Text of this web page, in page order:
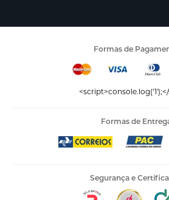
Formas de
Formas de
Segurança e